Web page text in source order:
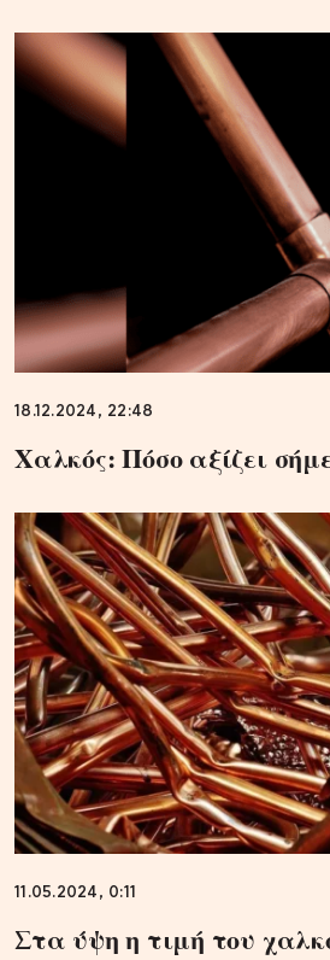
18.12.2024, 22:48
Xαλκός: Πόσο αξίζει
11.05.2024, 0:11
Στα ύψη η τιμή του